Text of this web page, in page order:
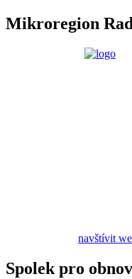
Mikroregion
navštívit
Spolek pro